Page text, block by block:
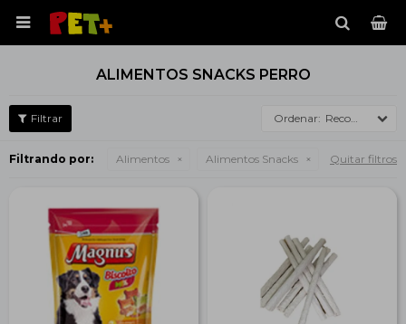

ALIMENTOS SNACKS PERRO
Recomendados
Filtrando por: Alimentos Alimentos Snacks Quitar filtros